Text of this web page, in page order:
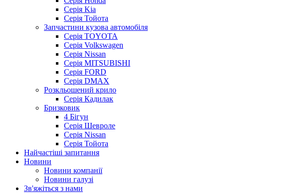
Серія Kia
Серія Тойота
Запчастини кузова автомобіля
Серія TOYOTA
Серія Volkswagen
Серія Nissan
Серія MITSUBISHI
Серія FORD
Серія DMAX
Розкльошений крило
Серія Кадилак
Бризковик
4 Бігун
Серія Шевроле
Серія Nissan
Серія Тойота
Найчастіші запитання
Новини
Новини компанії
Новини галузі
Зв'яжіться з нами